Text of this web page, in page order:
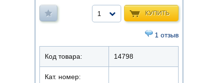
КУПИТЬ
1
1 отзыв
Код товара: 14798
Кат. номер: